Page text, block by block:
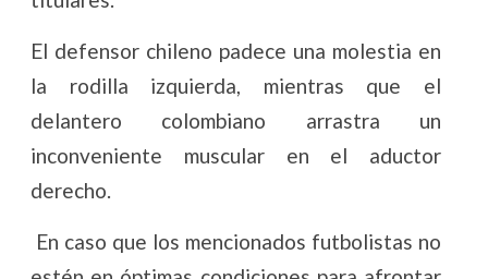
El defensor chileno padece una molestia en
la rodilla izquierda, mientras que el
delantero colombiano arrastra un
inconveniente muscular en el aductor
derecho.
En caso que los mencionados futbolistas no